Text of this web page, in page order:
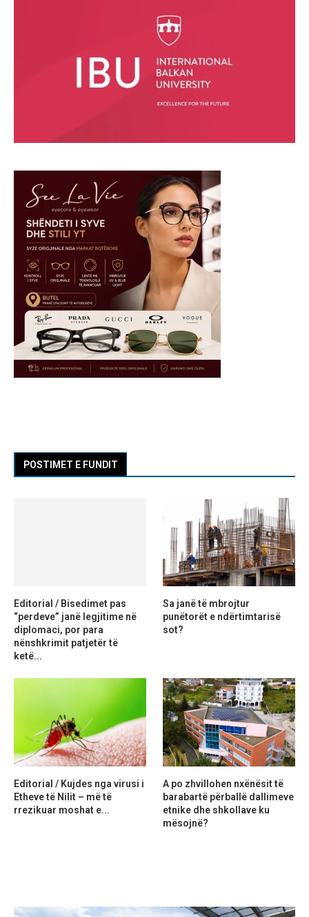
POSTIMET E FUNDIT
Editorial / Bisedimet pas
“perdeve” janë legjitime në
diplomaci, por para
nënshkrimit patjetër të
ketë...
Sa janë të mbrojtur
punëtorët e ndërtimtarisë
sot?
Editorial / Kujdes nga virusi i
Etheve të Nilit – më të
rrezikuar moshat e...
A po zhvillohen nxënësit të
barabartë përballë dallimeve
etnike dhe shkollave ku
mësojnë?